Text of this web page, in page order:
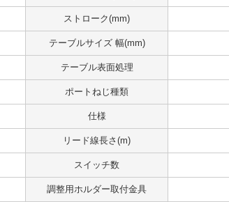
ストローク(mm)
テーブルサイズ 幅(mm)
テーブル表面処理
ポートねじ種類
仕様
リード線長さ(m)
スイッチ数
調整用ホルダー取付金具